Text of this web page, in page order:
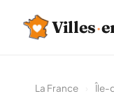
Villes·
La France Île-